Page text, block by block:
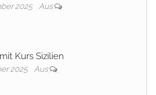
2025 Aus
Kurs Sizilien
2025 Aus